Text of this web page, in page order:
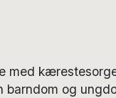
med
barndom og